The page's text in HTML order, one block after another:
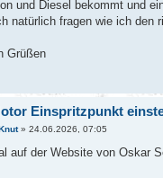
und Diesel bekommt und
natürlich fragen wie ich den
Grüßen
Einspritzpunkt
» 24.06.2026, 07:05
auf der Website von Oskar